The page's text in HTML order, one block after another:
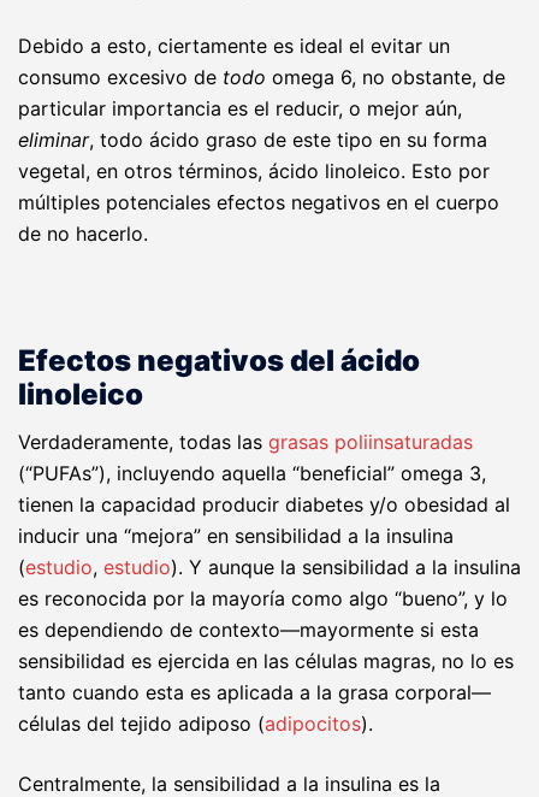
Debido a esto, ciertamente es ideal el evitar un
consumo excesivo de todo omega 6, no obstante, de
particular importancia es el reducir, o mejor aún,
eliminar, todo ácido graso de este tipo en su forma
vegetal, en otros términos, ácido linoleico. Esto por
múltiples potenciales efectos negativos en el cuerpo
de no hacerlo.
Efectos negativos del ácido
linoleico
Verdaderamente, todas las grasas poliinsaturadas
(“PUFAs”), incluyendo aquella “beneficial” omega 3,
tienen la capacidad producir diabetes y/o obesidad al
inducir una “mejora” en sensibilidad a la insulina
(estudio, estudio). Y aunque la sensibilidad a la insulina
es reconocida por la mayoría como algo “bueno”, y lo
es dependiendo de contexto—mayormente si esta
sensibilidad es ejercida en las células magras, no lo es
tanto cuando esta es aplicada a la grasa corporal—
células del tejido adiposo (adipocitos).
Centralmente, la sensibilidad a la insulina es la